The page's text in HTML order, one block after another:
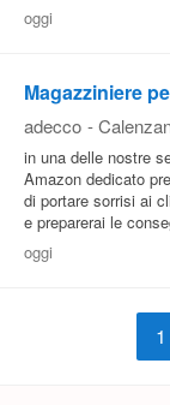
oggi
Magazziniere
adecco -
in una delle nostre
Amazon dedicato
di portare sorrisi ai
e preparerai le
oggi
1